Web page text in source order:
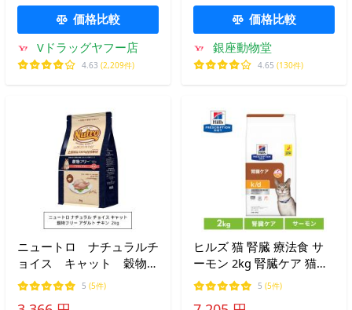
価格比較
Vドラッグヤフー店
4.63 (2,209件)
価格比較
銀座動物堂
4.65 (130件)
ニュートロ ナチュラルチ
ョイス キャット 穀物フ
リー アダルト チキン
2kg(NC181)
5 (5件)
ヒルズ 猫 腎臓 療法食 サ
ーモン 2kg 腎臓ケア 猫用
キャットフード
5 (5件)